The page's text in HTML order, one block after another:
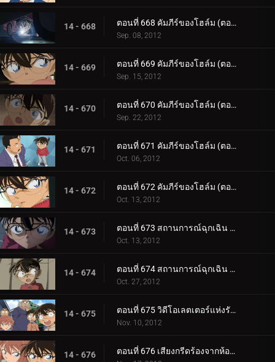
14 - 668 ตอนที่ 668 คัมภีร์ของโฮล์ม (ตอน 2)
Sep. 08, 2012
14 - 669 ตอนที่ 669 คัมภีร์ของโฮล์ม (ตอน 3)
Sep. 15, 2012
14 - 670 ตอนที่ 670 คัมภีร์ของโฮล์ม (ตอน 4)
Sep. 22, 2012
14 - 671 ตอนที่ 671 คัมภีร์ของโฮล์ม (ตอน 5)
Oct. 06, 2012
14 - 672 ตอนที่ 672 คัมภีร์ของโฮล์ม (ตอน 6)
Oct. 13, 2012
14 - 673 ตอนที่ 673 สถานการณ์ฉุกเฉิน 252 (ตอน 1)
Oct. 13, 2012
14 - 674 ตอนที่ 674 สถานการณ์ฉุกเฉิน 252 (ตอน 2)
Oct. 27, 2012
14 - 675 ตอนที่ 675 วิดีโอเลตเตอร์แห่งรักแรก
Nov. 10, 2012
14 - 676 ตอนที่ 676 เสียงกรีดร้องจากห้องผ่าตัด (ตอน 1)